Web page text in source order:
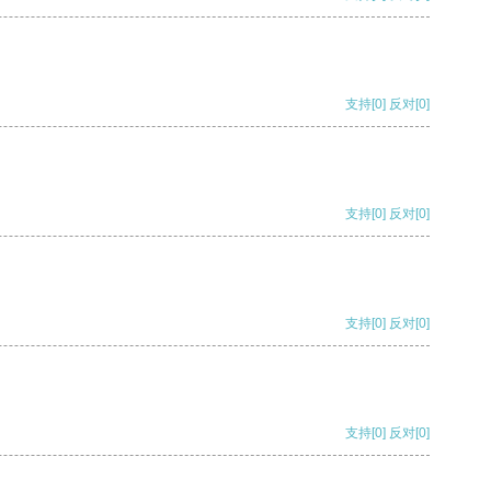
支持[0] 反对[0]
支持[0] 反对[0]
支持[0] 反对[0]
支持[0] 反对[0]